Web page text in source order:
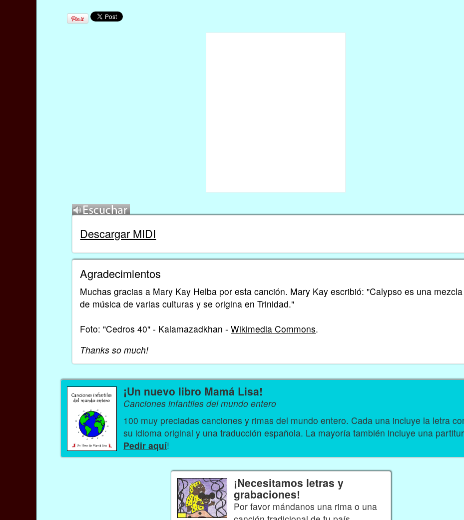
Descargar MIDI
Agradecimientos
Muchas gracias a Mary Kay Helba por esta canción. Mary Kay escribió: "Calypso es una mezcla
de música de varias culturas y se origina en Trinidad."
Foto: "Cedros 40" - Kalamazadkhan -Wikimedia Commons.
Thanks so much!
¡Un nuevo libro Mamá Lisa!
Canciones infantiles del mundo entero
100 muy preciadas canciones y rimas del mundo entero. Cada una incluye la letra
su idioma original y una traducción española. La mayoría también incluye una
Pedir aquí!
¡Necesitamos letras y
grabaciones!
Por favor mándanos una rima o una